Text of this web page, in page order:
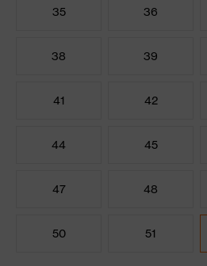
35 36
38 39
41 42
44 45
47 48
50 51